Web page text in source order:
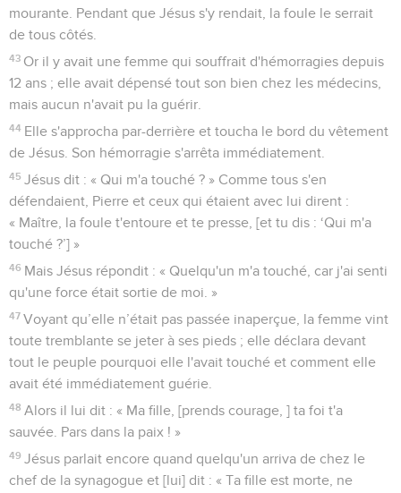
mourante. Pendant que Jésus s'y rendait, la foule le serrait
de tous côtés.
43 Or il y avait une femme qui souffrait d'hémorragies depuis
12 ans ; elle avait dépensé tout son bien chez les médecins,
mais aucun n'avait pu la guérir.
44 Elle s'approcha par-derrière et toucha le bord du vêtement
de Jésus. Son hémorragie s'arrêta immédiatement.
45 Jésus dit : « Qui m'a touché ? » Comme tous s'en
défendaient, Pierre et ceux qui étaient avec lui dirent :
« Maître, la foule t'entoure et te presse, [et tu dis : ‘Qui m'a
touché ?’] »
46 Mais Jésus répondit : « Quelqu'un m'a touché, car j'ai senti
qu'une force était sortie de moi. »
47 Voyant qu’elle n’était pas passée inaperçue, la femme vint
toute tremblante se jeter à ses pieds ; elle déclara devant
tout le peuple pourquoi elle l'avait touché et comment elle
avait été immédiatement guérie.
48 Alors il lui dit : « Ma fille, [prends courage, ] ta foi t'a
sauvée. Pars dans la paix ! »
49 Jésus parlait encore quand quelqu'un arriva de chez le
chef de la synagogue et [lui] dit : « Ta fille est morte, ne